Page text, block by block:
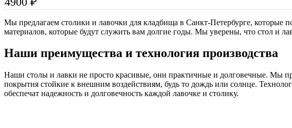
Мы предлагаем столики и лавочки для кладбища в Санкт-Петербурге, которые
материалов, которые будут служить вам долгие годы. Мы уверены, что стол и
Наши преимущества и технология производства
Наши столы и лавки не просто красивые, они практичные и долговечные. Мы
покрытия стойкие к внешним воздействиям, будь то дождь или солнце.
обеспечат надежность и долговечность каждой лавочке и столику.